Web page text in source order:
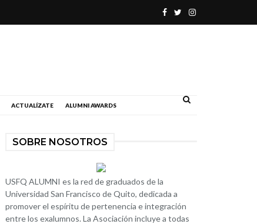
ACTUALÍZATE ALUMNI AWARDS
SOBRE NOSOTROS
USFQ ALUMNI es la red de graduados de la
Universidad San Francisco de Quito, dedicada a
promover el espíritu de pertenencia e integración
entre los exalumnos. La Asociación incluye a todas